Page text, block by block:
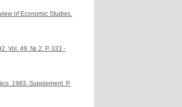
of Economic Studies.
Vol. 49. № 2. P. 333 -
1983. Supplement. P.